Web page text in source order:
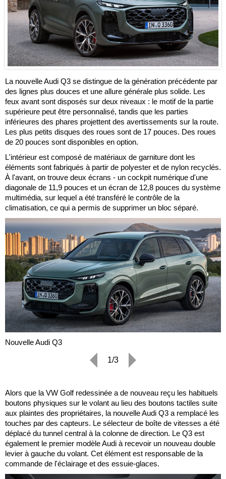
La nouvelle Audi Q3 se distingue de la génération précédente par
des lignes plus douces et une allure générale plus solide. Les
feux avant sont disposés sur deux niveaux : le motif de la partie
supérieure peut être personnalisé, tandis que les parties
inférieures des phares projettent des avertissements sur la route.
Les plus petits disques des roues sont de 17 pouces. Des roues
de 20 pouces sont disponibles en option.
L'intérieur est composé de matériaux de garniture dont les
éléments sont fabriqués à partir de polyester et de nylon recyclés.
À l'avant, on trouve deux écrans - un cockpit numérique d'une
diagonale de 11,9 pouces et un écran de 12,8 pouces du système
multimédia, sur lequel a été transféré le contrôle de la
climatisation, ce qui a permis de supprimer un bloc séparé.
Nouvelle Audi Q3
1/3
Alors que la VW Golf redessinée a de nouveau reçu les habituels
boutons physiques sur le volant au lieu des boutons tactiles suite
aux plaintes des propriétaires, la nouvelle Audi Q3 a remplacé les
touches par des capteurs. Le sélecteur de boîte de vitesses a été
déplacé du tunnel central à la colonne de direction. Le Q3 est
également le premier modèle Audi à recevoir un nouveau double
levier à gauche du volant. Cet élément est responsable de la
commande de l'éclairage et des essuie-glaces.